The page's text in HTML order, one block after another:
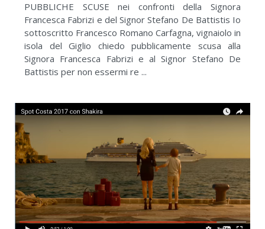
PUBBLICHE SCUSE nei confronti della Signora
Francesca Fabrizi e del Signor Stefano De Battistis Io
sottoscritto Francesco Romano Carfagna, vignaiolo in
isola del Giglio chiedo pubblicamente scusa alla
Signora Francesca Fabrizi e al Signor Stefano De
Battistis per non essermi re ...